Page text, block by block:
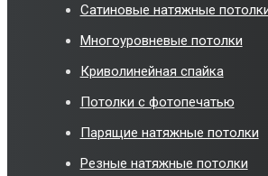
Сатиновые натяжные
Многоуровневые потолки
Криволинейная спайка
Потолки с фотопечатью
Парящие натяжные потолки
Резные натяжные потолки